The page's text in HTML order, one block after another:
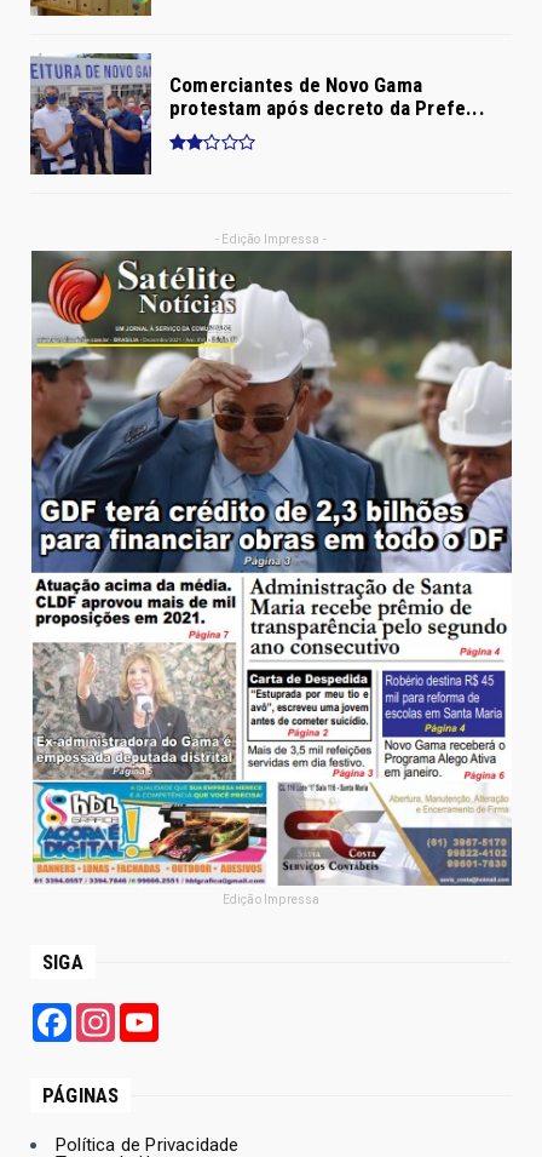
Comerciantes de Novo Gama
protestam após decreto da Prefe...
- Edição Impressa -
Edição Impressa
SIGA
FacebookInstagram
PÁGINAS
Política de Privacidade